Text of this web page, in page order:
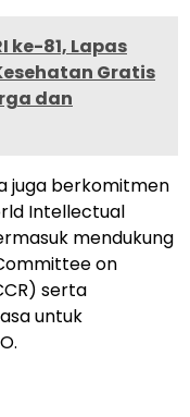
ke-81, Lapas
Gratis
dan
juga berkomitmen
Intellectual
mendukung
on
serta
untuk